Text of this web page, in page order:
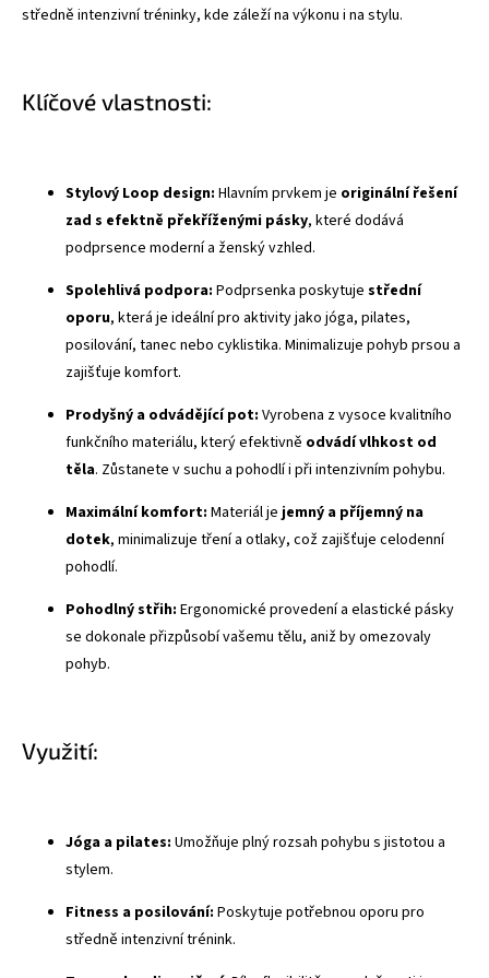
středně intenzivní tréninky, kde záleží na výkonu i na stylu.
Klíčové vlastnosti:
Stylový Loop design: Hlavním prvkem je originální řešení
zad s efektně překříženými pásky, které dodává
podprsence moderní a ženský vzhled.
Spolehlivá podpora: Podprsenka poskytuje střední
oporu, která je ideální pro aktivity jako jóga, pilates,
posilování, tanec nebo cyklistika. Minimalizuje pohyb prsou a
zajišťuje komfort.
Prodyšný a odvádějící pot: Vyrobena z vysoce kvalitního
funkčního materiálu, který efektivně odvádí vlhkost od
těla. Zůstanete v suchu a pohodlí i při intenzivním pohybu.
Maximální komfort: Materiál jejemný a příjemný na
dotek, minimalizuje tření a otlaky, což zajišťuje celodenní
pohodlí.
Pohodlný střih: Ergonomické provedení a elastické pásky
se dokonale přizpůsobí vašemu tělu, aniž by omezovaly
pohyb.
Využití:
Jóga a pilates: Umožňuje plný rozsah pohybu s jistotou a
stylem.
Fitness a posilování: Poskytuje potřebnou oporu pro
středně intenzivní trénink.